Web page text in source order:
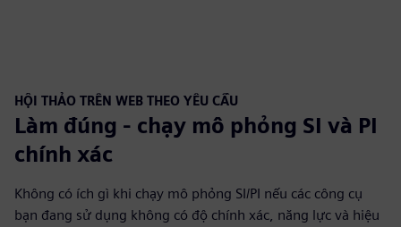
HỘI THẢO TRÊN WEB THEO YÊU CẦU
Làm đúng - chạy mô phỏng SI và PI
chính xác
Không có ích gì khi chạy mô phỏng SI/PI nếu các công cụ
bạn đang sử dụng không có độ chính xác, năng lực và hiệu